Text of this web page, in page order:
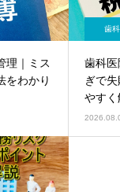
理｜ミス
をわかり
歯
歯科
ぎで
やすく